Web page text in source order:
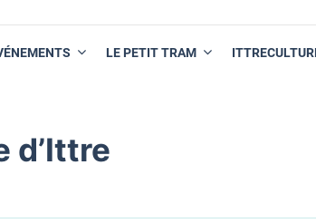
LE PETIT TRAM
d’Ittre